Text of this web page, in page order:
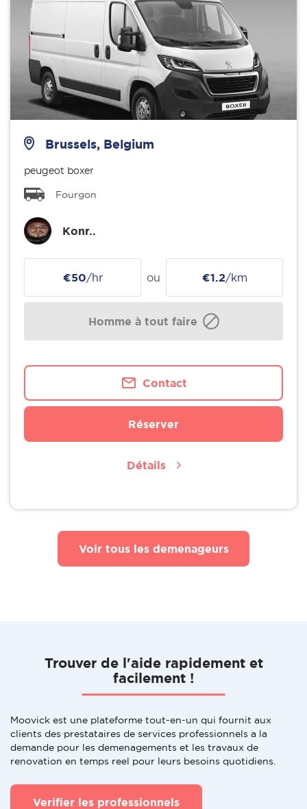
Brussels, Belgium
peugeot boxer
Fourgon
Konr..
€50/hr ou €1.2/km
Homme à tout faire
Contact
Réserver
Détails
Voir tous les demenageurs
Trouver de l'aide rapidement et
facilement !
Moovick est une plateforme tout-en-un qui fournit aux
clients des prestataires de services professionnels a la
demande pour les demenagements et les travaux de
renovation en temps reel pour leurs besoins quotidiens.
Verifier les professionnels